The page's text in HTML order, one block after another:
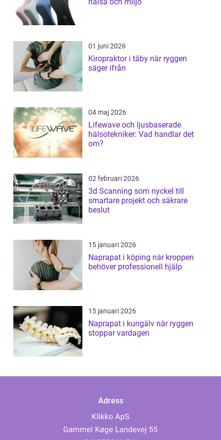
hälsa och miljö
01 juni 2026
Kiropraktor i täby när ryggen
säger ifrån
04 maj 2026
Lifewave och ljusbaserade
hälsotekniker: Vad handlar det
om?
02 februari 2026
3d Scanning som nyckel till
smartare projekt och säkrare
beslut
15 januari 2026
Naprapat i köping när kroppen
behöver professionell hjälp
15 januari 2026
Naprapat i kungälv när ryggen
stoppar vardagen
Adress